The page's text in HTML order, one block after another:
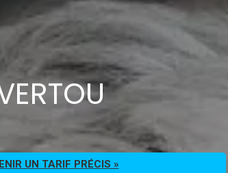
UN TARIF PRÉCIS »